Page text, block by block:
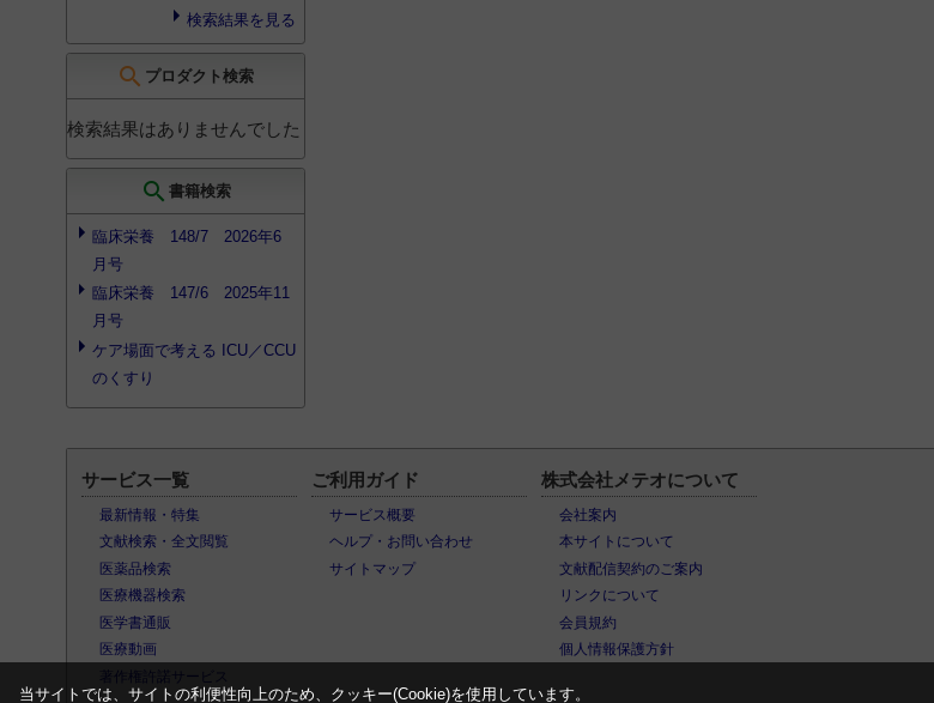
検索結果を見る
search プロダクト検索
検索結果はありませんでした
search 書籍検索
臨床栄養 148/7 2026年6
月号
臨床栄養 147/6 2025年11
月号
ケア場面で考える ICU／CCU
のくすり
サービス一覧
最新情報・特集
文献検索・全文閲覧
医薬品検索
医療機器検索
医学書通販
医療動画
著作権許諾サービス
ご利用ガイド
サービス概要
ヘルプ・お問い合わせ
サイトマップ
株式会社メテオについて
会社案内
本サイトについて
文献配信契約のご案内
リンクについて
会員規約
個人情報保護方針
当サイトでは、サイトの利便性向上のため、クッキー(Cookie)を使用しています。